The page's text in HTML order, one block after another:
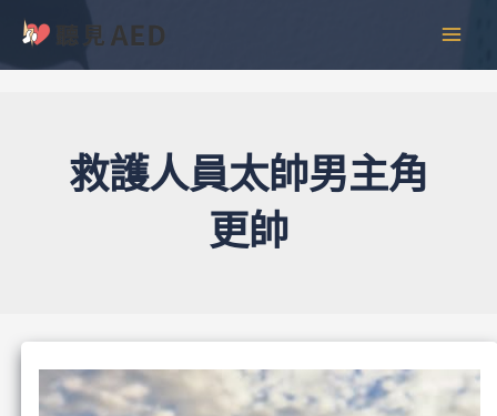
主
救護人員太帥男主角
更帥
彙
整